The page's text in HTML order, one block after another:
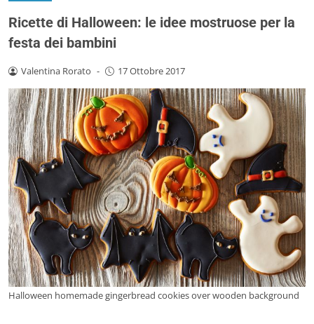
Ricette di Halloween: le idee mostruose per la
festa dei bambini
Valentina Rorato - 17 Ottobre 2017
Halloween homemade gingerbread cookies over wooden background